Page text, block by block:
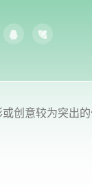
意较为突出